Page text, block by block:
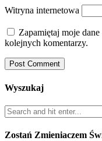
Witryna internetowa
Zapamiętaj moje
kolejnych komentarzy.
Wyszukaj
Zostań Zmieniaczem